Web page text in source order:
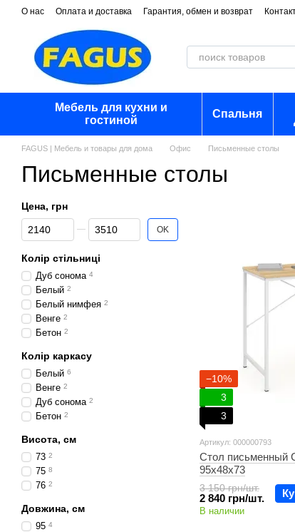
Перейти к основному контенту
О нас Оплата и доставка Гарантия, обмен и возврат
Мебель для кухни и
гостиной
Спальня
FAGUS | Мебель и товары для дома Офис Письменные столы
Письменные столы
−10%
3
3
Артикул: 000000793
Стол письменный
95х48х73
3 150 грн/шт.
2 840 грн/шт.
В наличии
Цена, грн
От Цена, грн
До Цена, грн OK
Колір стільниці
Дуб сонома 4
Белый 2
Белый нимфея 2
Венге 2
Бетон 2
Колір каркасу
Белый 6
Венге 2
Дуб сонома 2
Бетон 2
Висота, см
73 2
75 8
76 2
Довжина, см
95 4